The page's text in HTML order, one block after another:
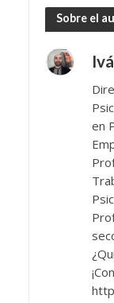
Sobre el
en